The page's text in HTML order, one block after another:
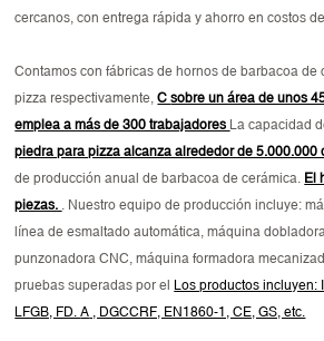
cercanos, con entrega rápida y ahorro en costos
Contamos con fábricas de hornos de barbacoa de
pizza respectivamente,Csobre un área de unos
emplea a más de 300 trabajadores La capacidad
piedra para pizza alcanza alrededor de 5.000.000
de producción anual de barbacoa de cerámica. El
piezas.
. Nuestro equipo de producción incluye:
línea de esmaltado automática, máquina
punzonadora CNC, máquina formadora
pruebas superadas por el Los productos incluyen:
LFGB, FD.A , DGCCRF, EN1860-1, CE, GS, etc.